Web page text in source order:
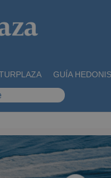
GUÍA